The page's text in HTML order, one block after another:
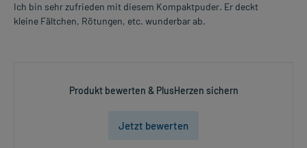
Ich bin sehr zufrieden mit diesem Kompaktpuder. Er deckt
kleine Fältchen, Rötungen, etc. wunderbar ab.
Produkt bewerten & PlusHerzen sichern
Jetzt bewerten